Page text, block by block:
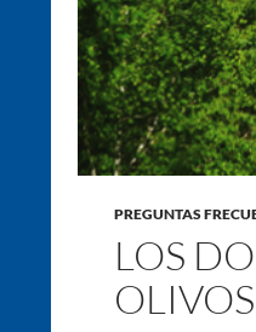
PREGUNTAS
LOS
OLIVOS